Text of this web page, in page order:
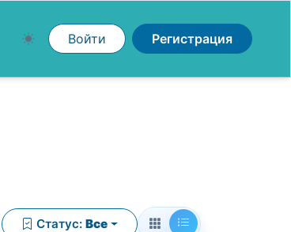
Войти Регистрация
Статус: Все